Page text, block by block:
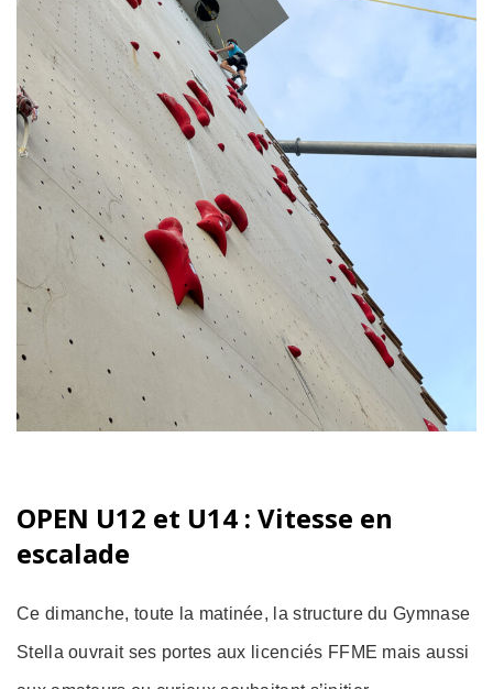
OPEN U12 et U14 : Vitesse en
escalade
Ce dimanche, toute la matinée, la structure du Gymnase
Stella ouvrait ses portes aux licenciés FFME mais aussi